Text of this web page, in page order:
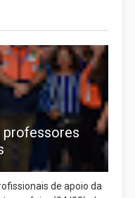
de apoio da